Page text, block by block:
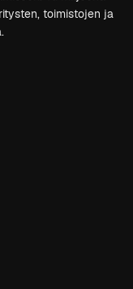
toimistojen ja